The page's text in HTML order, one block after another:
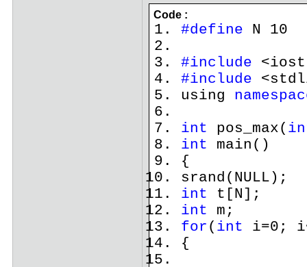
Code :
#define N 10
#include
#include
using
int pos_max(
int main()
{
srand(NULL);
int t[N];
int m;
for ( int i=0;
{